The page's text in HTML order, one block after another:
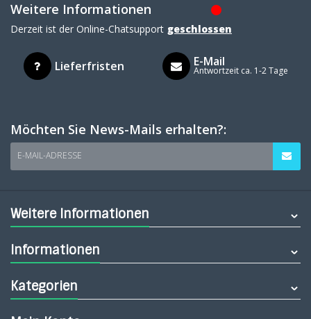
Weitere Informationen
Derzeit ist der Online-Chatsupport geschlossen
Lieferfristen E-Mail
Antwortzeit ca. 1-2 Tage
Möchten Sie News-Mails erhalten?:
E-MAIL-ADRESSE
Weitere Informationen
Informationen
Kategorien